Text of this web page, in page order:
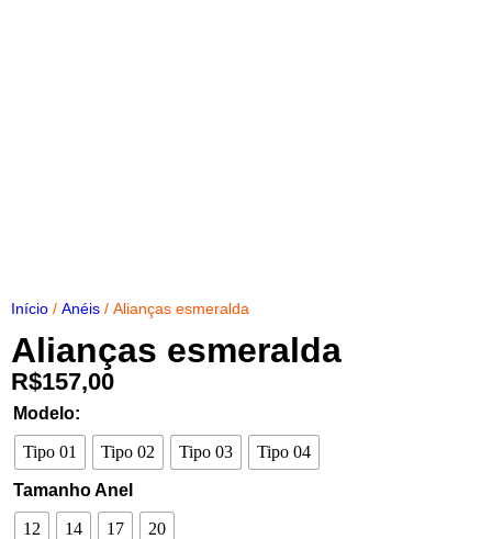
Início / Anéis / Alianças esmeralda
Alianças esmeralda
R$157,00
Modelo:
Tipo 01 Tipo 02 Tipo 03 Tipo 04
Tamanho Anel
12 14 17 20